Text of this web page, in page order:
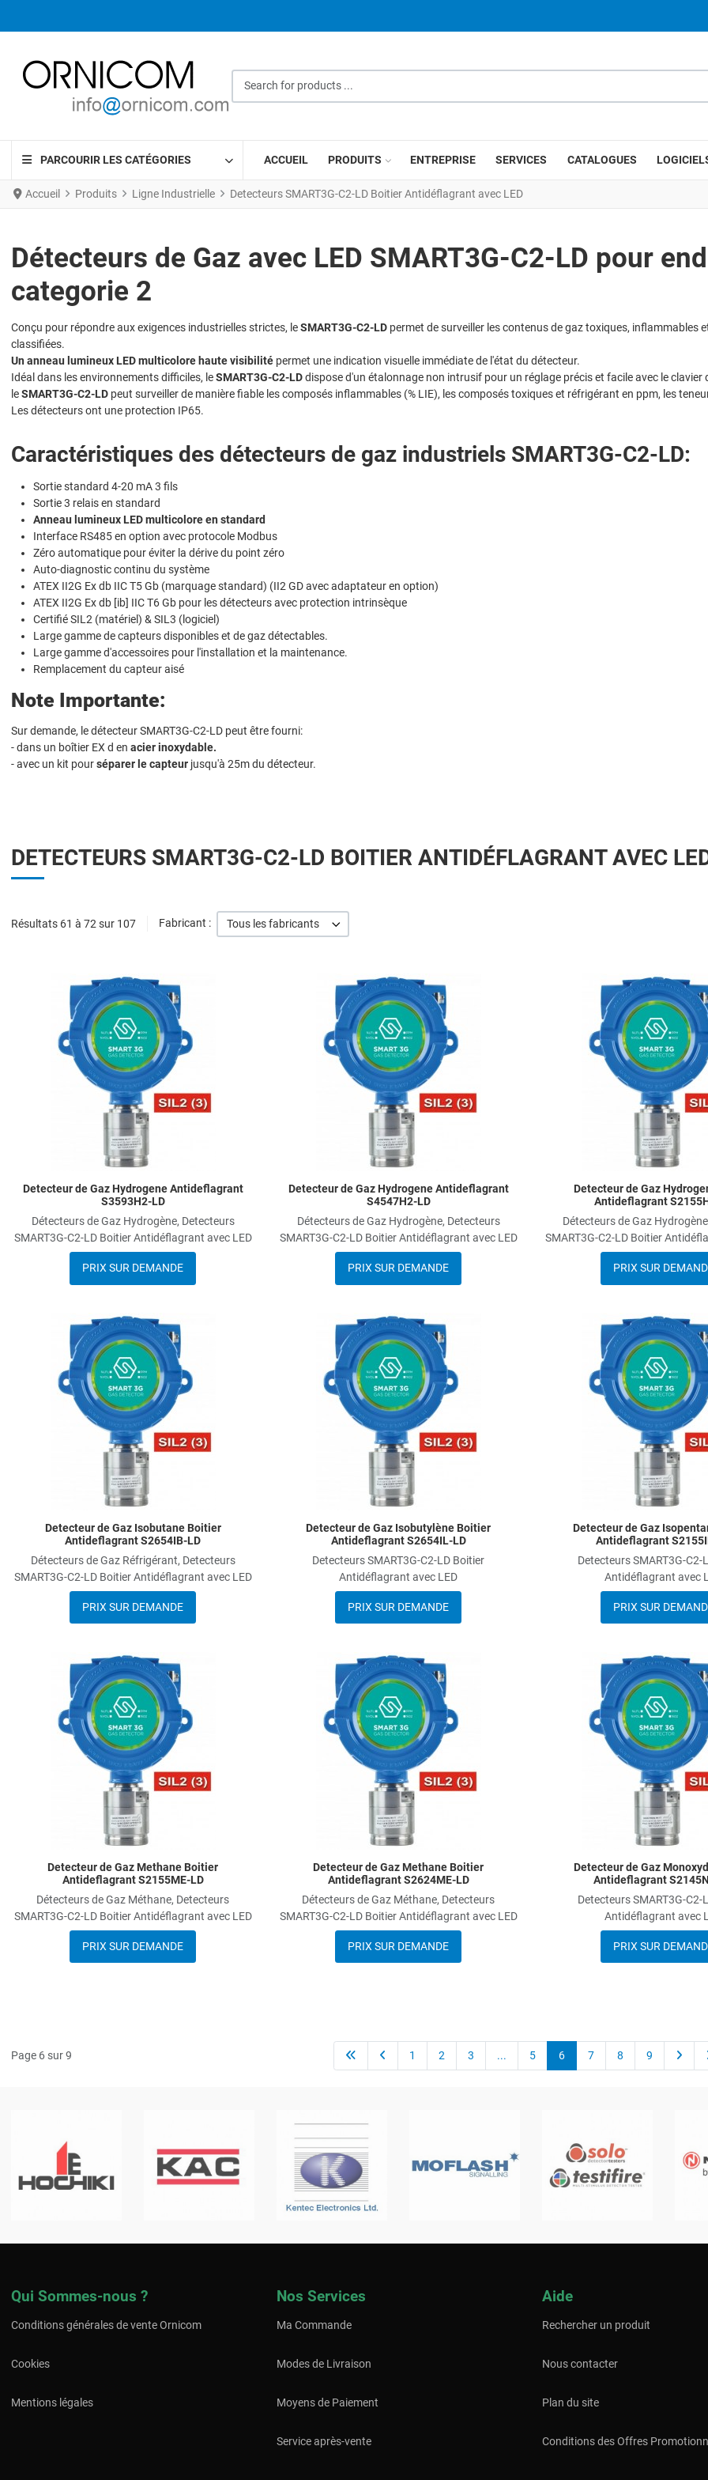
PARCOURIR LES CATÉGORIES ACCUEIL PRODUITS ENTREPRISE SERVICES CATALOGUES
Accueil Produits Ligne Industrielle Detecteurs SMART3G-C2-LD Boitier Antidéflagrant avec LED
Détecteurs de Gaz avec LED SMART3G-C2-LD pour
categorie 2
Conçu pour répondre aux exigences industrielles strictes, leSMART3G-C2-LD permet de surveiller les contenus de gaz toxiques,
classifiées.
Un anneau lumineux LED multicolore haute visibilité permet une indication visuelle immédiate de l'état du détecteur.
Idéal dans les environnements difficiles, leSMART3G-C2-LDdispose d'un étalonnage non intrusif pour un réglage précis et facile avec le clavier
leSMART3G-C2-LD peut surveiller de manière fiable les composés inflammables (% LIE), les composés toxiques et réfrigérant en ppm, les
Les détecteurs ont une protection IP65.
Caractéristiques des détecteurs de gaz industriels SMART3G-C2-LD:
Sortie standard 4-20 mA 3 fils
Sortie 3 relais en standard
Anneau lumineux LED multicolore en standard
Interface RS485 en option avec protocole Modbus
Zéro automatique pour éviter la dérive du point zéro
Auto-diagnostic continu du système
ATEX II2G Ex db IIC T5 Gb (marquage standard) (II2 GD avec adaptateur en option)
ATEX II2G Ex db [ib] IIC T6 Gb pour les détecteurs avec protection intrinsèque
Certifié SIL2 (matériel) & SIL3 (logiciel)
Large gamme de capteurs disponibles et de gaz détectables.
Large gamme d'accessoires pour l'installation et la maintenance.
Remplacement du capteur aisé
Note Importante:
Sur demande, le détecteur SMART3G-C2-LD peut être fourni:
- dans un boîtier EX d en acier inoxydable.
- avec un kit pourséparer le capteur jusqu'à 25m du détecteur.
DETECTEURS SMART3G-C2-LD BOITIER ANTIDÉFLAGRANT AVEC
Résultats 61 à 72 sur 107 Fabricant : Tous les fabricants
Add to Compare
Detecteur de Gaz Hydrogene Antideflagrant
S3593H2-LD
Détecteurs de Gaz Hydrogène, Detecteurs
SMART3G-C2-LD Boitier Antidéflagrant avec LED
PRIX SUR DEMANDE
Add to Compare
Detecteur de Gaz Hydrogene Antideflagrant
S4547H2-LD
Détecteurs de Gaz Hydrogène, Detecteurs
SMART3G-C2-LD Boitier Antidéflagrant avec LED
PRIX SUR DEMANDE
Detecteur de Gaz
Antideflagrant
Détecteurs de Gaz
SMART3G-C2-LD Boitier
PRIX SUR
Add to Compare
Detecteur de Gaz Isobutane Boitier
Antideflagrant S2654IB-LD
Détecteurs de Gaz Réfrigérant, Detecteurs
SMART3G-C2-LD Boitier Antidéflagrant avec LED
PRIX SUR DEMANDE
Add to Compare
Detecteur de Gaz Isobutylène Boitier
Antideflagrant S2654IL-LD
Detecteurs SMART3G-C2-LD Boitier
Antidéflagrant avec LED
PRIX SUR DEMANDE
Detecteur de Gaz
Antideflagrant
Detecteurs SMART3G-C2-
Antidéflagrant avec
PRIX SUR
Add to Compare
Detecteur de Gaz Methane Boitier
Antideflagrant S2155ME-LD
Détecteurs de Gaz Méthane, Detecteurs
SMART3G-C2-LD Boitier Antidéflagrant avec LED
PRIX SUR DEMANDE
Add to Compare
Detecteur de Gaz Methane Boitier
Antideflagrant S2624ME-LD
Détecteurs de Gaz Méthane, Detecteurs
SMART3G-C2-LD Boitier Antidéflagrant avec LED
PRIX SUR DEMANDE
Detecteur de Gaz
Antideflagrant
Detecteurs SMART3G-C2-
Antidéflagrant avec
PRIX SUR
Page 6 sur 9 1 2 3 ... 5 6 7 8 9
Qui Sommes-nous ?
Conditions générales de vente Ornicom
Cookies
Mentions légales
Nos Services
Ma Commande
Modes de Livraison
Moyens de Paiement
Service après-vente
Aide
Rechercher un produit
Nous contacter
Plan du site
Conditions des Offres